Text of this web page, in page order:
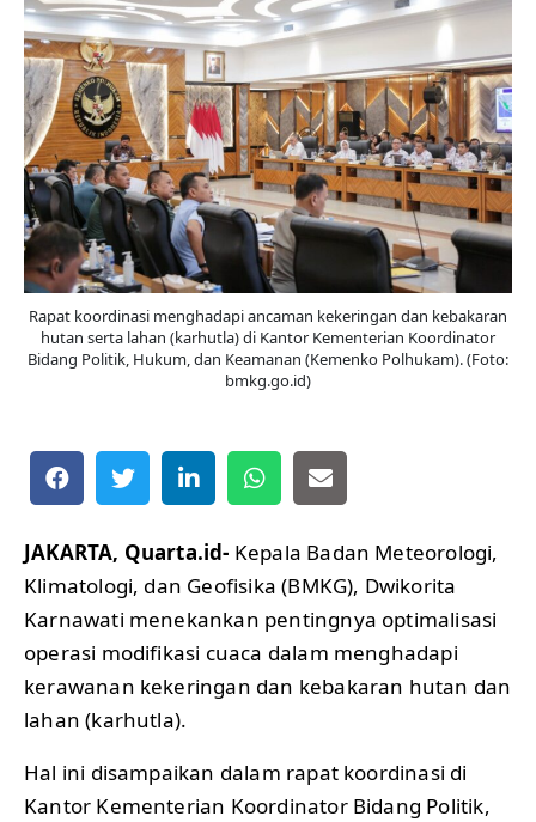
Rapat koordinasi menghadapi ancaman kekeringan dan kebakaran
hutan serta lahan (karhutla) di Kantor Kementerian Koordinator
Bidang Politik, Hukum, dan Keamanan (Kemenko Polhukam). (Foto:
bmkg.go.id)
JAKARTA, Quarta.id- Kepala Badan Meteorologi,
Klimatologi, dan Geofisika (BMKG), Dwikorita
Karnawati menekankan pentingnya optimalisasi
operasi modifikasi cuaca dalam menghadapi
kerawanan kekeringan dan kebakaran hutan dan
lahan (karhutla).
Hal ini disampaikan dalam rapat koordinasi di
Kantor Kementerian Koordinator Bidang Politik,